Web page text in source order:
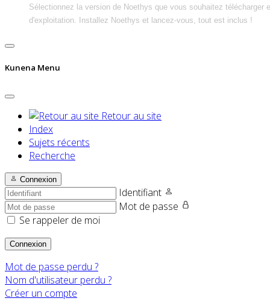
Sélectionnez la version de Noethys que vous souhaitez télécharger
d'exploitation. Installez Noethys et lancez-vous, tout est inclus !
Kunena Menu
Retour au site
Index
Sujets récents
Recherche
Connexion
Identifiant
Mot de passe
Se rappeler de moi
Connexion
Mot de passe perdu ?
Nom d'utilisateur perdu ?
Créer un compte